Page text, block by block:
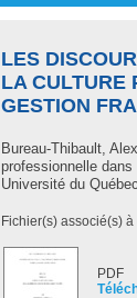
LES
LA CULTURE
GESTION
Bureau-Thibault,
professionnelle
Université du
Fichier(s) associé(s)
PDF